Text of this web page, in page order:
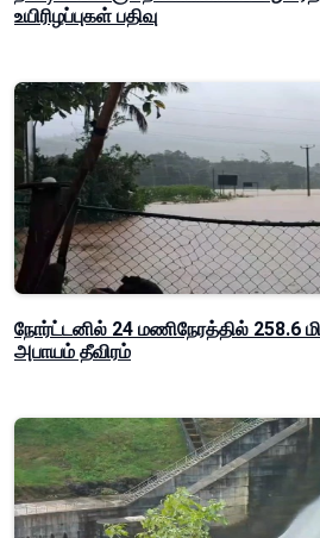
உயிரிழப்புகள் பதிவு
நோர்ட்டனில் 24 மணிநேரத்தில் 258.6
அபாயம் தீவிரம்